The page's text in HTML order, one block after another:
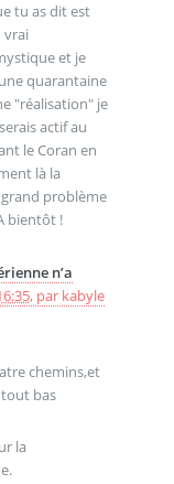
tu as dit est
vrai
et je
quarantaine
"réalisation" je
actif au
le Coran en
là la
problème
bientôt !
n’a
, par kabyle
chemins,et
tout bas
la